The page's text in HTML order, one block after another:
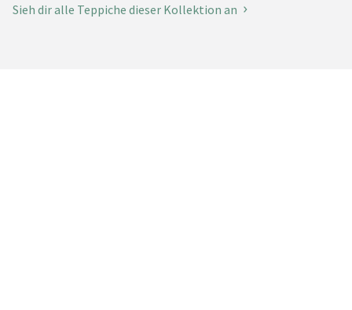
Sieh dir alle Teppiche dieser Kollektion an